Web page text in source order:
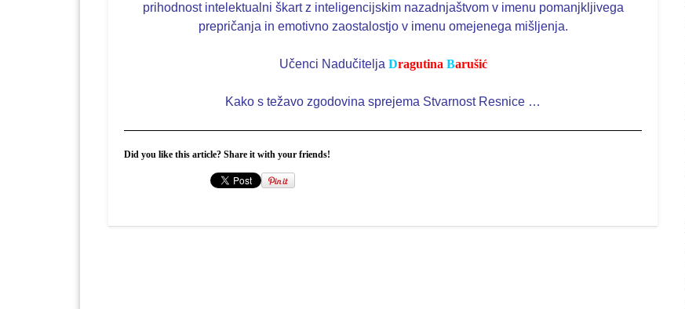
prihodnost intelektualni škart z inteligencijskim nazadnjaštvom v imenu pomanjkljivega
prepričanja in emotivno zaostalostjo v imenu omejenega mišljenja.
Učenci Nadučitelja Dragutina Barušić
Kako s težavo zgodovina sprejema Stvarnost Resnice …
Did you like this article? Share it with your friends!